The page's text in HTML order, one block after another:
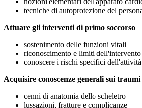
nozioni elementari dell'apparato
tecniche di autoprotezione del
Attuare gli interventi di primo soccorso
sostenimento delle funzioni vitali
riconoscimento e limiti
conoscere i rischi specifici
Acquisire conoscenze generali sui
cenni di anatomia dello scheletro
lussazioni, fratture e complicanze